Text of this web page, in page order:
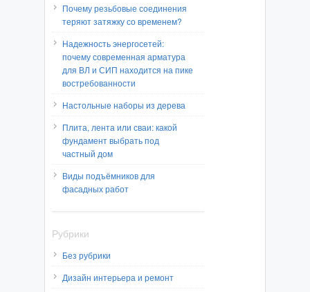
Почему резьбовые соединения
теряют затяжку со временем?
Надежность энергосетей:
почему современная арматура
для ВЛ и СИП находится на пике
востребованности
Настольные наборы из дерева
Плита, лента или сваи: какой
фундамент выбрать под
частный дом
Виды подъёмников для
фасадных работ
Рубрики
Без рубрики
Дизайн интерьера и ремонт